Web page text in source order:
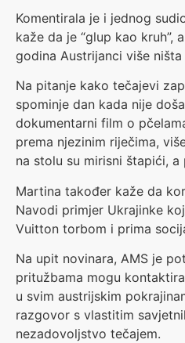
Komentirala je i jednog
kaže da je “glup kao kruh”,
godina Austrijanci više ništa
Na pitanje kako tečajevi
spominje dan kada nije
dokumentarni film o
prema njezinim riječima,
na stolu su mirisni štapići,
Martina također kaže da
Navodi primjer Ukrajinke
Vuitton torbom i prima
Na upit novinara, AMS je
pritužbama mogu
u svim austrijskim
razgovor s vlastitim
nezadovoljstvo tečajem.